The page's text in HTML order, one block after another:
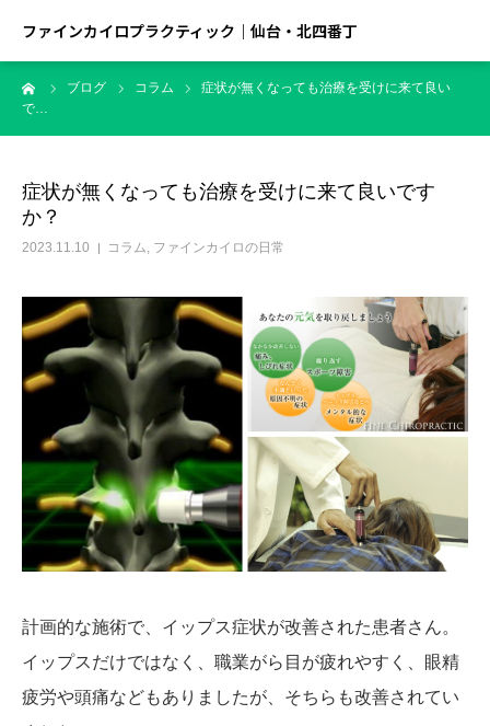
ファインカイロプラクティック｜仙台・北四番丁
ブログ コラム
症状が無くなっても治療を受けに来て良い
で…
症状が無くなっても治療を受けに来て良いです
か？
2023.11.10 コラム, ファインカイロの日常
計画的な施術で、イップス症状が改善された患者さん。
イップスだけではなく、職業がら目が疲れやすく、眼精
疲労や頭痛などもありましたが、そちらも改善されてい